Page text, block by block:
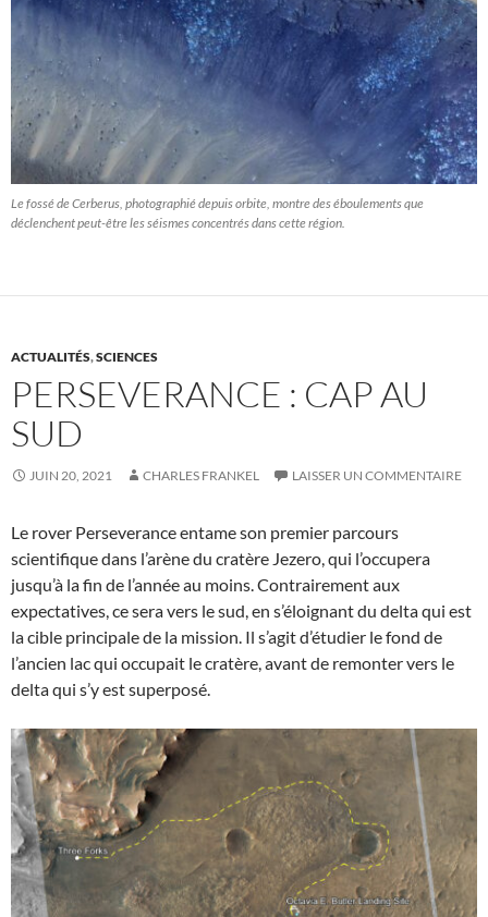
Le fossé de Cerberus, photographié depuis orbite, montre des éboulements que
déclenchent peut-être les séismes concentrés dans cette région.
ACTUALITÉS,SCIENCES
PERSEVERANCE : CAP AU
SUD
JUIN 20, 2021 CHARLES FRANKEL LAISSER UN COMMENTAIRE
Le rover Perseverance entame son premier parcours
scientifique dans l’arène du cratère Jezero, qui l’occupera
jusqu’à la fin de l’année au moins. Contrairement aux
expectatives, ce sera vers le sud, en s’éloignant du delta qui est
la cible principale de la mission. Il s’agit d’étudier le fond de
l’ancien lac qui occupait le cratère, avant de remonter vers le
delta qui s’y est superposé.